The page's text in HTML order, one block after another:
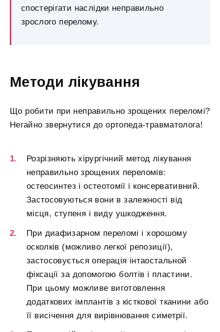
спостерігати наслідки неправильно
зрослого перелому.
Методи лікування
Що робити при неправильно зрощених переломі?
Негайно звернутися до ортопеда-травматолога!
Розрізняють хірургічний метод лікування
неправильно зрощених переломів:
остеосинтез і остеотомії і консервативний.
Застосовуються вони в залежності від
місця, ступеня і виду ушкодження.
При диафизарном переломі і хорошому
осколків (можливо легкої репозиції),
застосовується операція інтаостальной
фіксації за допомогою болтів і пластини.
При цьому можливе виготовлення
додаткових імплантів з кісткової тканини або
її висічення для вирівнювання симетрії.